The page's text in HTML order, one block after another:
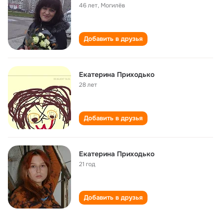
46 лет, Могилёв
Добавить в друзья
Екатерина Приходько
28 лет
Добавить в друзья
Екатерина Приходько
21 год
Добавить в друзья